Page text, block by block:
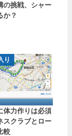
の挑戦、シャー
か？
り
体力作りは必須
スクラブとロー
較